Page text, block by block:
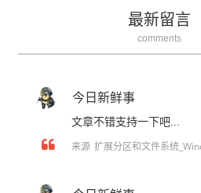
最新留言
comments
今日新鲜事
文章不错支持一下吧...
来源 扩展分区和文件系统